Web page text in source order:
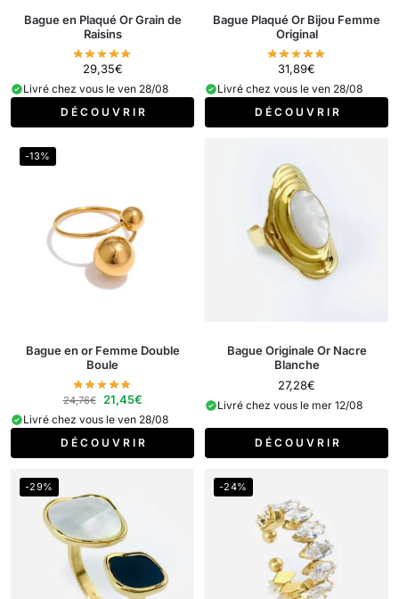
Bague en Plaqué Or Grain de
Raisins
29,35€
Livré chez vous le ven 28/08
D É C O U V R I R
Bague Plaqué Or Bijou Femme
Original
31,89€
Livré chez vous le ven 28/08
D É C O U V R I R
-13%
Bague en or Femme Double
Boule
24,76€ 21,45€
Livré chez vous le ven 28/08
D É C O U V R I R
Bague Originale Or Nacre
Blanche
27,28€
Livré chez vous le mer 12/08
D É C O U V R I R
-29% -24%